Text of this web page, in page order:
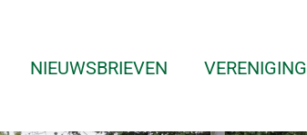
NIEUWSBRIEVEN VERENIGING